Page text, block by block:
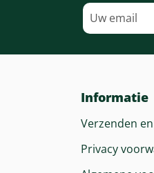
Informatie
Verzenden
Privacy